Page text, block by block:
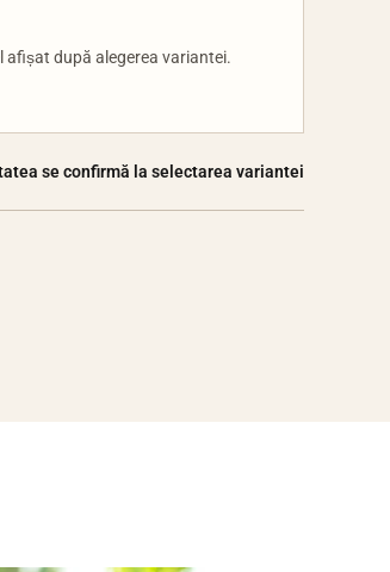
după alegerea variantei.
se confirmă la selectarea variantei